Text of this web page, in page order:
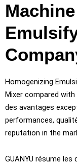
Homogenizing
Mixer compared
des avantages
performances,
reputation in the
GUANYU résume